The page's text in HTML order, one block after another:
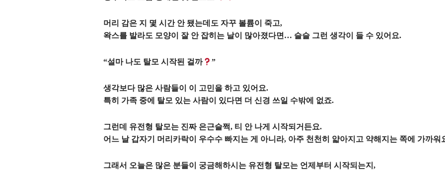
머리 감은 지 몇 시간 안 됐는데도 자꾸 볼륨이 죽고,
왁스를 발라도 모양이 잘 안 잡히는 날이 많아졌다면… 슬슬 그런 생각이 들 수 있어요.
“설마 나도 탈모 시작된 걸까 ”
생각보다 많은 사람들이 이 고민을 하고 있어요.
특히 가족 중에 탈모 있는 사람이 있다면 더 신경 쓰일 수밖에 없죠.
그런데 유전형 탈모는 진짜 은근슬쩍, 티 안 나게 시작되거든요.
어느 날 갑자기 머리카락이 우수수 빠지는 게 아니라, 아주 천천히 얇아지고 약해지는 쪽에 가까워
그래서 오늘은 많은 분들이 궁금해하시는 유전형 탈모는 언제부터 시작되는지,